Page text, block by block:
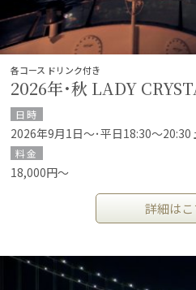
各コース ドリンク付き
2026年･秋 LADY
日時
2026年9月1日～･平日18:30～20:30
料金
18,000円～
詳細はこ